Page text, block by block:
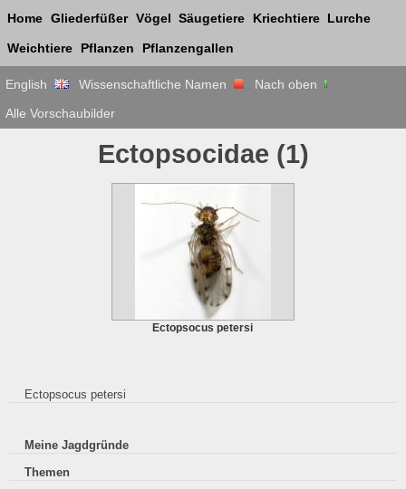
Home Gliederfüßer Vögel Säugetiere Kriechtiere Lurche
Weichtiere Pflanzen Pflanzengallen
English Wissenschaftliche Namen Nach oben
Alle Vorschaubilder
Ectopsocidae (1)
Ectopsocus petersi
Ectopsocus petersi
Meine Jagdgründe
Themen